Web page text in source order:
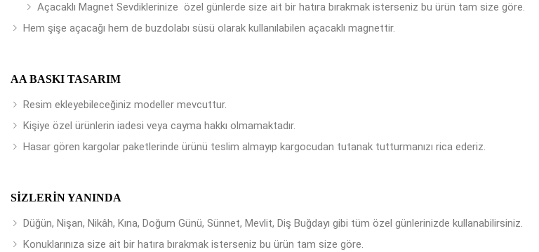
Açacaklı Magnet Sevdiklerinize özel günlerde size ait bir hatıra bırakmak isterseniz bu ürün tam size göre.
Hem şişe açacağı hem de buzdolabı süsü olarak kullanılabilen açacaklı magnettir.
AA BASKI TASARIM
Resim ekleyebileceğiniz modeller mevcuttur.
Kişiye özel ürünlerin iadesi veya cayma hakkı olmamaktadır.
Hasar gören kargolar paketlerinde ürünü teslim almayıp kargocudan tutanak tutturmanızı rica ederiz.
SIZLERIN YANINDA
Düğün, Nişan, Nikâh, Kına, Doğum Günü, Sünnet, Mevlit, Diş Buğdayı gibi tüm özel günlerinizde kullanabilirsiniz.
Konuklarınıza size ait bir hatıra bırakmak isterseniz bu ürün tam size göre.